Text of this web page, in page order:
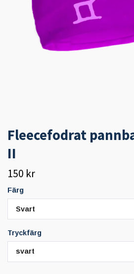
Fleecefodrat
II
150 kr
Färg
Svart
Tryckfärg
svart